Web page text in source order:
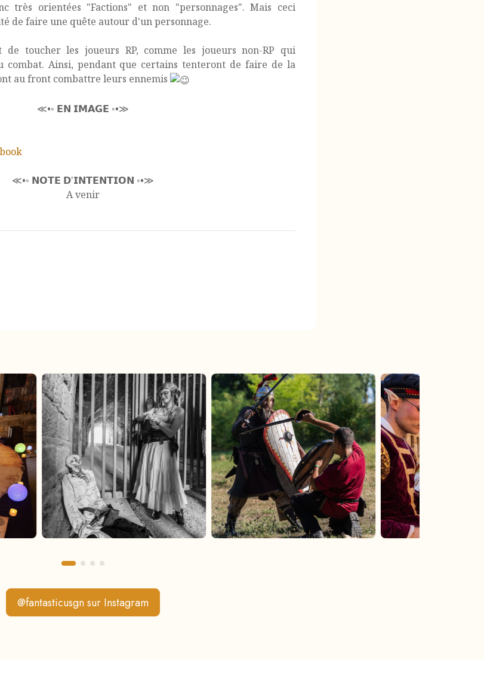
très orientées "Factions" et non "personnages". Mais ceci
de faire une quête autour d'un personnage.
toucher les joueurs RP, comme les joueurs non-RP qui
combat. Ainsi, pendant que certains tenteront de faire de la
au front combattre leurs ennemis
≪•◦ 𝗘𝗡 𝗜𝗠𝗔𝗚𝗘 ◦•≫
≪•◦ 𝗡𝗢𝗧𝗘 𝗗'𝗜𝗡𝗧𝗘𝗡𝗧𝗜𝗢𝗡 ◦•≫
A venir
@fantasticusgn sur Instagram